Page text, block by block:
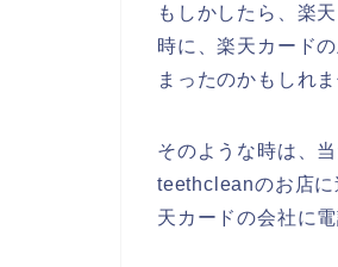
もしかしたら、楽
時に、楽天カード
まったのかもしれ
そのような時は、
teethcleanのお店
天カードの会社に